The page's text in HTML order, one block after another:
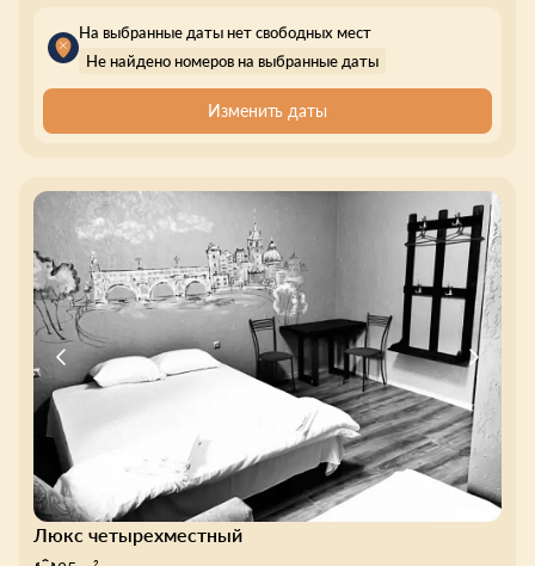
На выбранные даты нет свободных мест
Не найдено номеров на выбранные даты
Изменить даты
Люкс четырехместный